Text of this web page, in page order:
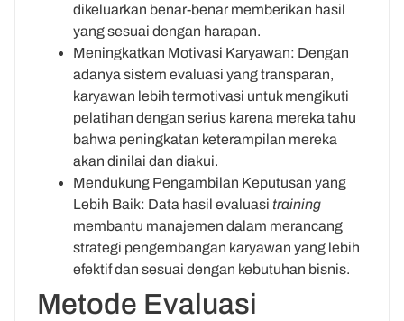
dikeluarkan benar-benar memberikan hasil
yang sesuai dengan harapan.
Meningkatkan Motivasi Karyawan: Dengan
adanya sistem evaluasi yang transparan,
karyawan lebih termotivasi untuk mengikuti
pelatihan dengan serius karena mereka tahu
bahwa peningkatan keterampilan mereka
akan dinilai dan diakui.
Mendukung Pengambilan Keputusan yang
Lebih Baik: Data hasil evaluasi training
membantu manajemen dalam merancang
strategi pengembangan karyawan yang lebih
efektif dan sesuai dengan kebutuhan bisnis.
Metode Evaluasi